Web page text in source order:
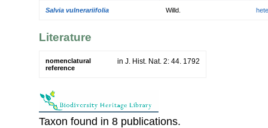
Salvia vulnerariifolia Willd.
Literature
nomenclatural
reference
in J. Hist. Nat. 2: 44. 1792
Taxon found in 8 publications.